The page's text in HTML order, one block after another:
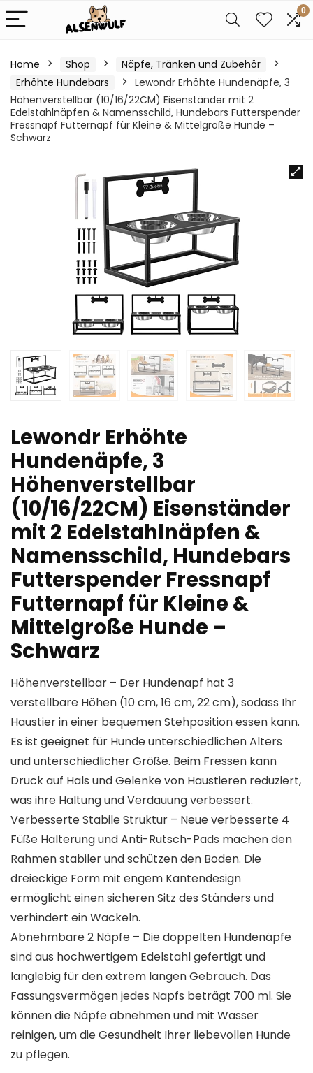
0
Home Shop
Näpfe, Tränken und Zubehör
Erhöhte Hundebars
Lewondr Erhöhte Hundenäpfe, 3
Höhenverstellbar (10/16/22CM) Eisenständer mit 2
Edelstahlnäpfen & Namensschild, Hundebars Futterspender
Fressnapf Futternapf für Kleine & Mittelgroße Hunde –
Schwarz
Lewondr Erhöhte
Hundenäpfe, 3
Höhenverstellbar
(10/16/22CM) Eisenständer
mit 2 Edelstahlnäpfen &
Namensschild, Hundebars
Futterspender Fressnapf
Futternapf für Kleine &
Mittelgroße Hunde –
Schwarz
Höhenverstellbar – Der Hundenapf hat 3
verstellbare Höhen (10 cm, 16 cm, 22 cm), sodass Ihr
Haustier in einer bequemen Stehposition essen kann.
Es ist geeignet für Hunde unterschiedlichen Alters
und unterschiedlicher Größe. Beim Fressen kann
Druck auf Hals und Gelenke von Haustieren reduziert,
was ihre Haltung und Verdauung verbessert.
Verbesserte Stabile Struktur – Neue verbesserte 4
Füße Halterung und Anti-Rutsch-Pads machen den
Rahmen stabiler und schützen den Boden. Die
dreieckige Form mit engem Kantendesign
ermöglicht einen sicheren Sitz des Ständers und
verhindert ein Wackeln.
Abnehmbare 2 Näpfe – Die doppelten Hundenäpfe
sind aus hochwertigem Edelstahl gefertigt und
langlebig für den extrem langen Gebrauch. Das
Fassungsvermögen jedes Napfs beträgt 700 ml. Sie
können die Näpfe abnehmen und mit Wasser
reinigen, um die Gesundheit Ihrer liebevollen Hunde
zu pflegen.